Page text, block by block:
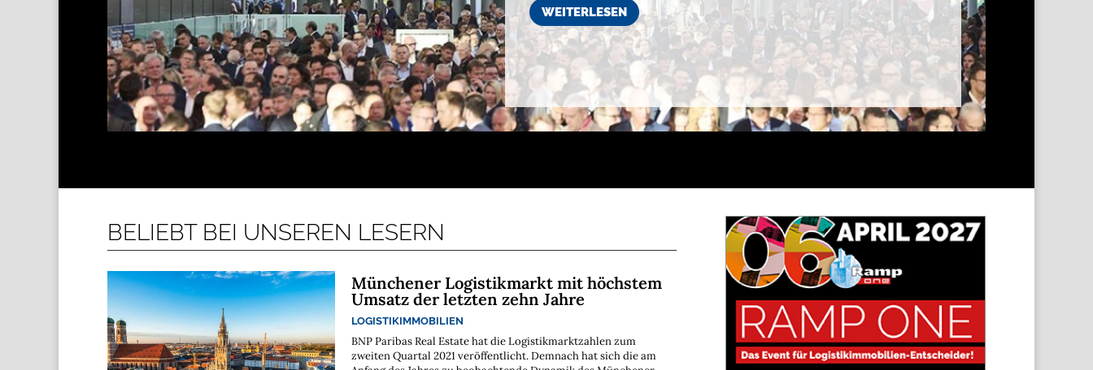
WEITERLESEN
BELIEBT BEI UNSEREN LESERN
Münchener Logistikmarkt mit höchstem
Umsatz der letzten zehn Jahre
LOGISTIKIMMOBILIEN
BNP Paribas Real Estate hat die Logistikmarktzahlen zum
zweiten Quartal 2021 veröffentlicht. Demnach hat sich die am